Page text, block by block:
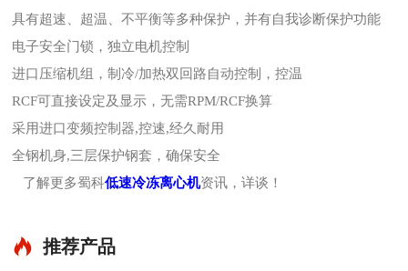
具有超速、超温、不平衡等多种保护，并有自我诊断保护功能
电子安全门锁，独立电机控制
进口压缩机组，制冷/加热双回路自动控制，控温
RCF可直接设定及显示，无需RPM/RCF换算
采用进口变频控制器,控速,经久耐用
全钢机身,三层保护钢套，确保安全
了解更多蜀科低速冷冻离心机资讯，详谈！
推荐产品